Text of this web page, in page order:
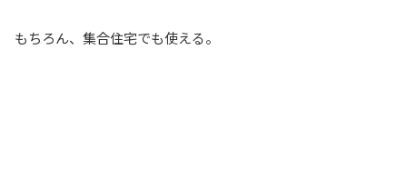
もちろん、集合住宅でも使える。